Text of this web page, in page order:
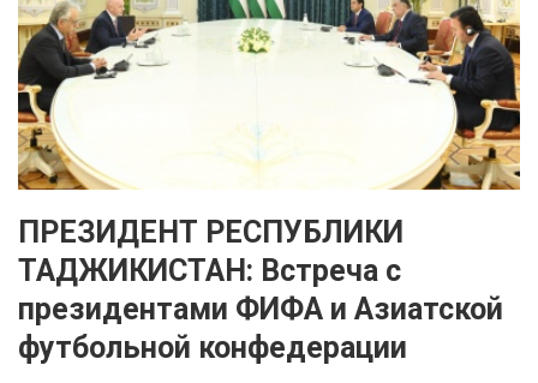
ПРЕЗИДЕНТ РЕСПУБЛИКИ
ТАДЖИКИСТАН: Встреча с
президентами ФИФА и Азиатской
футбольной конфедерации